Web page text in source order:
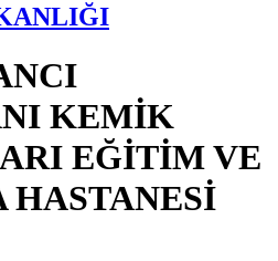
KEMİK
EĞİTİM VE
HASTANESİ